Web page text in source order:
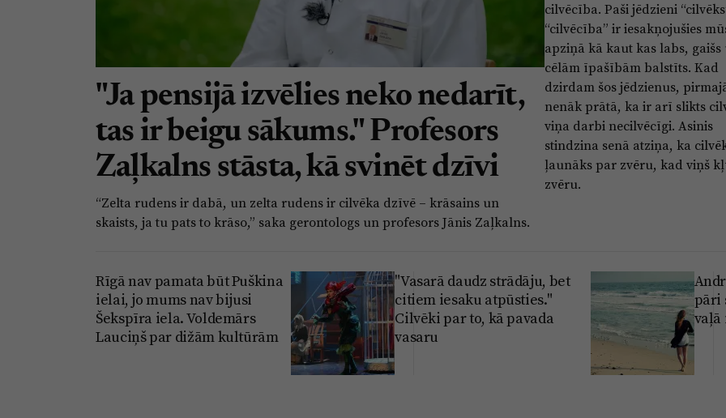
"Ja pensijā izvēlies neko nedarīt,
tas ir beigu sākums." Profesors
Zaļkalns stāsta, kā svinēt dzīvi
“Zelta rudens ir dabā, un zelta rudens ir cilvēka dzīvē – krāsains un
skaists, ja tu pats to krāso,” saka gerontologs un profesors Jānis Zaļkalns.
cilvēcība. Paši jēdzieni
“cilvēcība” ir iesakņojušies
apziņā kā kaut kas labs, gaišs
cēlām īpašībām balstīts. Kad
dzirdam šos jēdzienus,
nenāk prātā, ka ir arī slikts
viņa darbi necilvēcīgi. Asinis
stindzina senā atziņa, ka
ļaunāks par zvēru, kad viņš
zvēru.
Rīgā nav pamata būt Puškina
ielai, jo mums nav bijusi
Šekspīra iela. Voldemārs
Lauciņš par dižām kultūrām
"Vasarā daudz strādāju, bet
citiem iesaku atpūsties."
Cilvēki par to, kā pavada
vasaru
pāri